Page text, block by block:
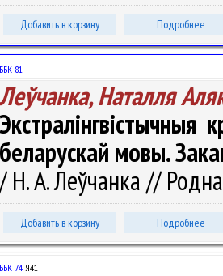
Добавить в корзину Подробнее
ББК 81.
Леўчанка, Наталля
беларускай мовы.
/ Н. А. Леўчанка //
Добавить в корзину Подробнее
ББК 74.Я41